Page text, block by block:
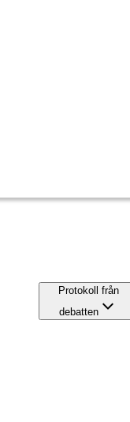
Protokoll från
debatten